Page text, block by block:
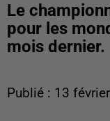
Le
pour les
mois dernier.
Publié : 13